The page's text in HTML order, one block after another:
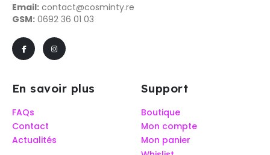
Email: contact@cosminty.re
GSM: 0692 36 01 03
En savoir plus
FAQs
Contact
Actualités
Support
Boutique
Mon compte
Mon panier